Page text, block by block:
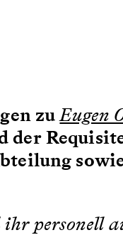
zuEugen
der
personell